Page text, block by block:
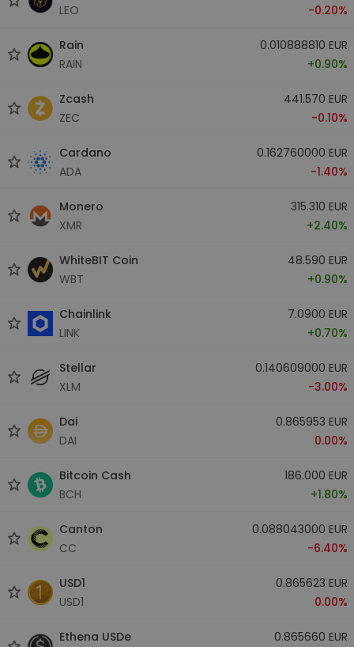
LEO
-0.20%
Rain
RAIN
0.010888810 EUR
+0.90%
Zcash
ZEC
441.570 EUR
-0.10%
Cardano
ADA
0.162760000 EUR
-1.40%
Monero
XMR
315.310 EUR
+2.40%
WhiteBIT Coin
WBT
48.590 EUR
+0.90%
Chainlink
LINK
7.0900 EUR
+0.70%
Stellar
XLM
0.140609000 EUR
-3.00%
Dai
DAI
0.865953 EUR
0.00%
Bitcoin Cash
BCH
186.000 EUR
+1.80%
Canton
CC
0.088043000 EUR
-6.40%
USD1
USD1
0.865623 EUR
0.00%
Ethena USDe
0.865660 EUR